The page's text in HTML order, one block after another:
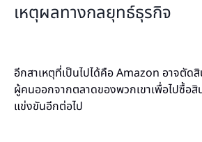
เหตุผลทางกลยุทธ์ธุรกิจ
อีกสาเหตุที่เป็นไปได้คือ Amazon อาจตัดสิ
ผู้คนออกจากตลาดของพวกเขาเพื่อไปซื้อสิ
แข่งขันอีกต่อไป